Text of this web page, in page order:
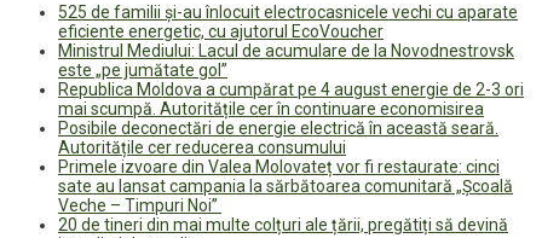
525 de familii și-au înlocuit electrocasnicele vechi cu aparate
eficiente energetic, cu ajutorul EcoVoucher
Ministrul Mediului: Lacul de acumulare de la Novodnestrovsk
este „pe jumătate gol”
Republica Moldova a cumpărat pe 4 august energie de 2-3 ori
mai scumpă. Autoritățile cer în continuare economisirea
Posibile deconectări de energie electrică în această seară.
Autoritățile cer reducerea consumului
Primele izvoare din Valea Molovateț vor fi restaurate: cinci
sate au lansat campania la sărbătoarea comunitară „Școală
Veche – Timpuri Noi”
20 de tineri din mai multe colțuri ale țării, pregătiți să devină